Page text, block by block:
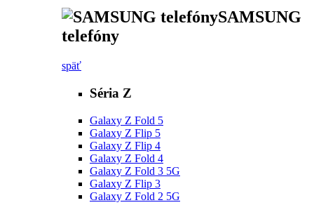
SAMSUNG
telefóny
späť
Séria Z
Galaxy Z Fold 5
Galaxy Z Flip 5
Galaxy Z Flip 4
Galaxy Z Fold 4
Galaxy Z Fold 3 5G
Galaxy Z Flip 3
Galaxy Z Fold 2 5G